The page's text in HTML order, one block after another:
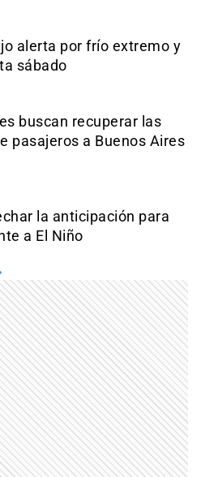
alerta por frío extremo y
sábado
buscan recuperar las
pasajeros a Buenos Aires
la anticipación para
a El Niño